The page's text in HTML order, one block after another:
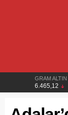
GRAM ALTIN
6.465,12